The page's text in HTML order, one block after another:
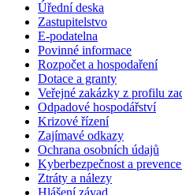
Úřední deska
Zastupitelstvo
E-podatelna
Povinné informace
Rozpočet a hospodaření
Dotace a granty
Veřejné zakázky z profilu
Odpadové hospodářství
Krizové řízení
Zajímavé odkazy
Ochrana osobních údajů
Kyberbezpečnost a
Ztráty a nálezy